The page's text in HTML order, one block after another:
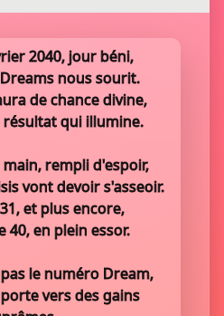
2040, jour béni,
nous sourit.
de chance divine,
résultat qui illumine.
rempli d'espoir,
vont devoir s'asseoir.
et plus encore,
40, en plein essor.
le numéro Dream,
vers des gains